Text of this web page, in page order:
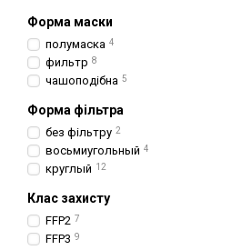
Форма маски
полумаска 4
фильтр 8
чашоподібна 5
Форма фільтра
без фільтру 2
восьмиугольный 4
круглый 12
Клас захисту
FFP2 7
FFP3 9